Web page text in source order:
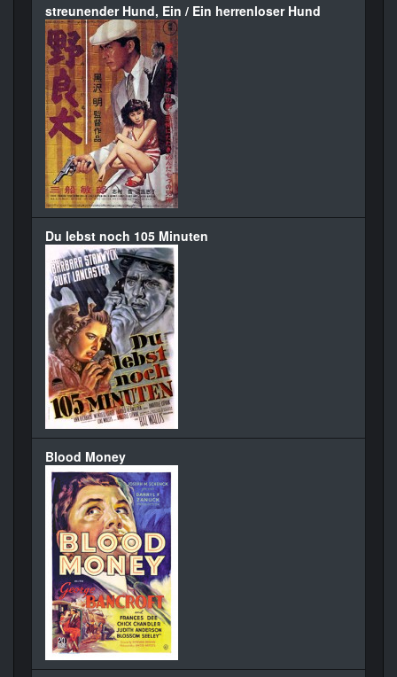
streunender Hund, Ein / Ein herrenloser Hund
Du lebst noch 105 Minuten
Blood Money